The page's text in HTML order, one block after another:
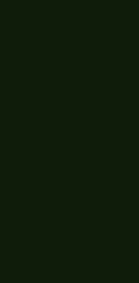
en
de
superficie de
compromiso por
Gran cubierta de sombra de
fotovoltaicas de
2+2mm y celdas PERC de alta